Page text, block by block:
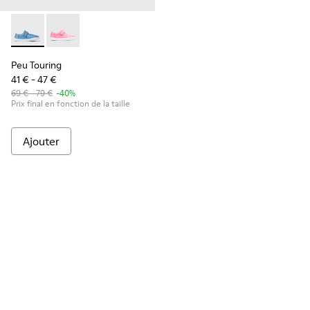
Peu Touring - K800376-022 - Chaussures en tissu bleu pour
Peu Touring - K800376-007
Peu Touring
41 € - 47 €
69 € - 79 € -40%
Prix final en fonction de la taille
Ajouter